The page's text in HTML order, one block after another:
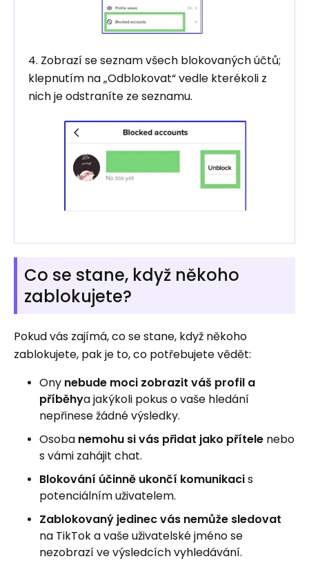
4. Zobrazí se seznam všech blokovaných účtů;
klepnutím na „Odblokovat“ vedle kterékoli z
nich je odstraníte ze seznamu.
Co se stane, když někoho
zablokujete?
Pokud vás zajímá, co se stane, když někoho
zablokujete, pak je to, co potřebujete vědět:
Ony nebude moci zobrazit váš profil a
příběhya jakýkoli pokus o vaše hledání
nepřinese žádné výsledky.
Osoba nemohu si vás přidat jako přítele nebo
s vámi zahájit chat.
Blokování účinně ukončí komunikacis
potenciálním uživatelem.
Zablokovaný jedinec vás nemůže sledovat
na TikTok a vaše uživatelské jméno se
nezobrazí ve výsledcích vyhledávání.